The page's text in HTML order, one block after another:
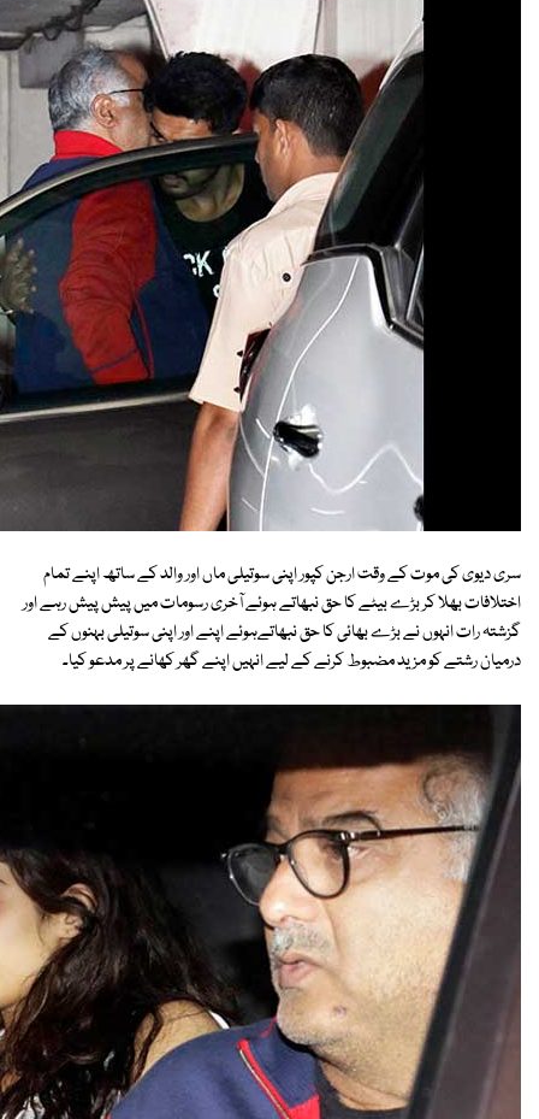
سری دیوی کی موت کے وقت ارجن کپور اپنی سوتیلی ماں اور والد کے ساتھ اپنے تمام
اختلافات بھلا کر بڑے بیٹے کا حق نبھاتے ہوئے آخری رسومات میں پیش پیش رہے اور
گزشتہ رات انہوں نے بڑے بھائی کا حق نبھاتےہوئے اپنے اور اپنی سوتیلی بہنوں کے
درمیان رشتے کو مزید مضبوط کرنے کے لیے انہیں اپنے گھر کھانے پر مدعو کیا۔